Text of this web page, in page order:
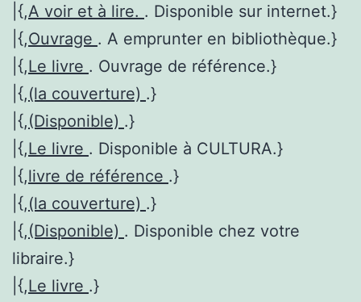
|{,A voir et à lire. . Disponible sur internet.}
|{,Ouvrage . A emprunter en bibliothèque.}
|{,Le livre . Ouvrage de référence.}
|{,(la couverture) .}
|{,(Disponible) .}
|{,Le livre . Disponible à CULTURA.}
|{,livre de référence .}
|{,(la couverture) .}
|{,(Disponible) . Disponible chez votre
libraire.}
|{,Le livre .}